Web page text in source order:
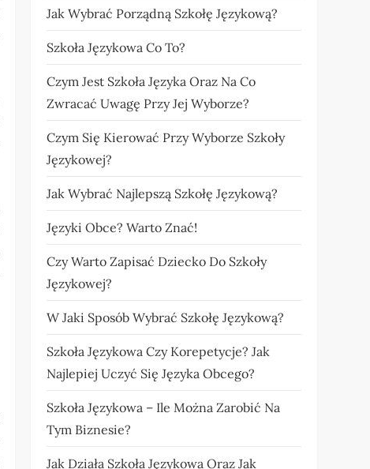
Jak Wybrać Porządną Szkołę Językową?
Szkoła Językowa Co To?
Czym Jest Szkoła Języka Oraz Na Co
Zwracać Uwagę Przy Jej Wyborze?
Czym Się Kierować Przy Wyborze Szkoły
Językowej?
Jak Wybrać Najlepszą Szkołę Językową?
Języki Obce? Warto Znać!
Czy Warto Zapisać Dziecko Do Szkoły
Językowej?
W Jaki Sposób Wybrać Szkołę Językową?
Szkoła Językowa Czy Korepetycje? Jak
Najlepiej Uczyć Się Języka Obcego?
Szkoła Językowa – Ile Można Zarobić Na
Tym Biznesie?
Jak Działa Szkoła Językowa Oraz Jak